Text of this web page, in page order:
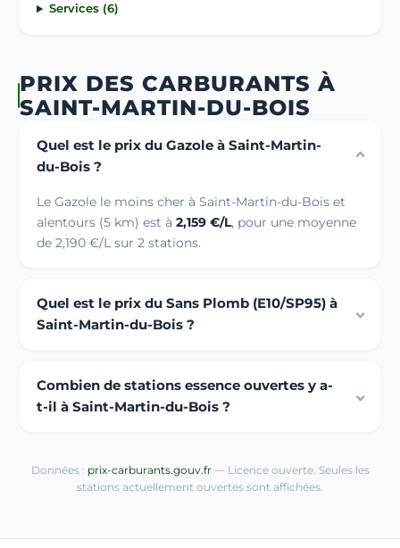
Services (6)
PRIX DES CARBURANTS À
SAINT-MARTIN-DU-BOIS
Quel est le prix du Gazole à Saint-Martin-
du-Bois ?
Le Gazole le moins cher à Saint-Martin-du-Bois et
alentours (5 km) est à 2,159 €/L, pour une moyenne
de 2,190 €/L sur 2 stations.
Quel est le prix du Sans Plomb (E10/SP95) à
Saint-Martin-du-Bois ?
Combien de stations essence ouvertes y a-
t-il à Saint-Martin-du-Bois ?
Données : prix-carburants.gouv.fr— Licence ouverte. Seules les
stations actuellement ouvertes sont affichées.